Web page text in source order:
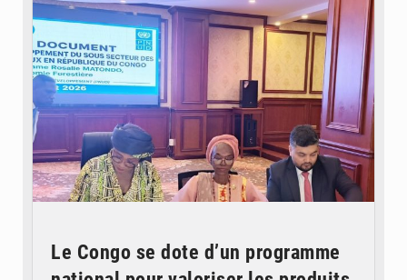
Le Congo se dote d’un programme